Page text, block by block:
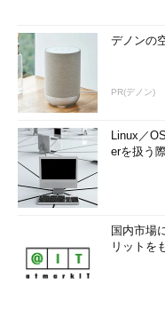
デノンの
PR(デノン)
Linux／
erを扱う
国内市場
リットを